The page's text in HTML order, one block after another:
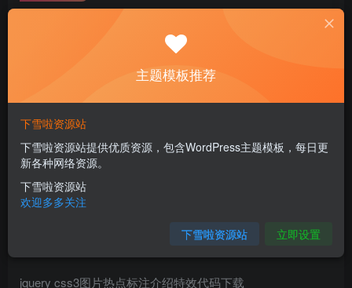
此内容为付费资源，请付费后查看
￥0.01
您当前未登录！建议登陆后购买，可保存购买订单
介绍
jquery css3图片热点标注介绍特效代码下载
主题模板推荐
下雪啦资源站
下雪啦资源站提供优质资源，包含WordPress主题模板，每日更
新各种网络资源。
下雪啦资源站
欢迎多多关注
下雪啦资源站 立即设置